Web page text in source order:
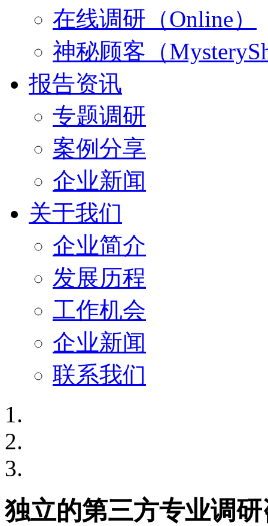
在线调研（Online）
神秘顾客（
报告资讯
专题调研
案例分享
企业新闻
关于我们
企业简介
发展历程
工作机会
企业新闻
联系我们
独立的第三方专业调